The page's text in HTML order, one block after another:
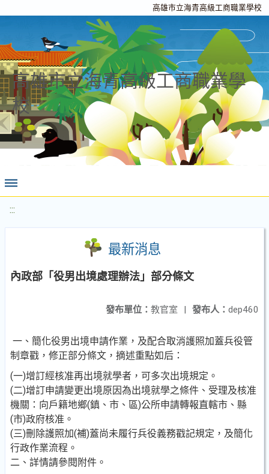
高雄市立海青高級工商職業學校
高雄市立海青高級工商職業學
校
:::
最新消息
內政部「役男出境處理辦法」部分條文
發布人： dep460
發布單位： 教官室 |
一、簡化役男出境申請作業，及配合取消護照加蓋兵役管
制章戳，修正部分條文，摘述重點如后：
(一)增訂經核准再出境就學者，可多次出境規定。
(二)增訂申請變更出境原因為出境就學之條件、受理及核准
機關：向戶籍地鄉(鎮、市、區)公所申請轉報直轄市、縣
(市)政府核准。
(三)刪除護照加(補)蓋尚未履行兵役義務戳記規定，及簡化
行政作業流程。
二、詳情請參閱附件。